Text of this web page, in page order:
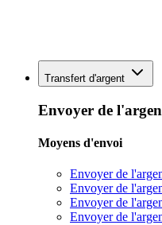
Transfert d'argent
Envoyer de
Moyens d'envoi
Envoyer de
Envoyer de
Envoyer de
Envoyer de